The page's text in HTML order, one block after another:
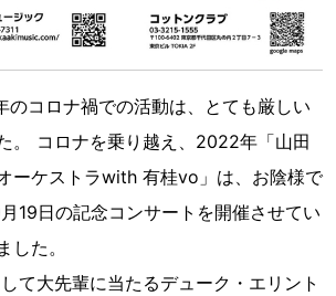
コロナ禍での活動は、とても厳しい
。 コロナを乗り越え、2022年「山田
ーケストラwith 有桂vo」は、お陰様で
19日の記念コンサートを開催させてい
した。
て大先輩に当たるデューク・エリント